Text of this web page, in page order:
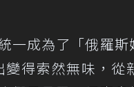
一成為了「俄羅斯
得索然無味，從